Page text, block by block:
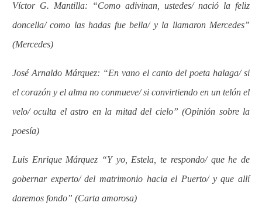
Víctor G. Mantilla: “Como adivinan, ustedes/ nació la feliz
doncella/ como las hadas fue bella/ y la llamaron Mercedes”
(Mercedes)
José Arnaldo Márquez: “En vano el canto del poeta halaga/ si
el corazón y el alma no conmueve/ si convirtiendo en un telón el
velo/ oculta el astro en la mitad del cielo” (Opinión sobre la
poesía)
Luis Enrique Márquez “Y yo, Estela, te respondo/ que he de
gobernar experto/ del matrimonio hacia el Puerto/ y que allí
daremos fondo” (Carta amorosa)